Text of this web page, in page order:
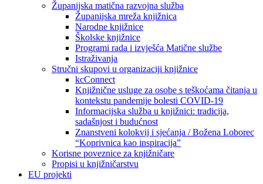
Županijska matična razvojna služba
Županijska mreža knjižnica
Narodne knjižnice
Školske knjižnice
Programi rada i izvješća Matične službe
Istraživanja
Stručni skupovi u organizaciji knjižnice
kcConnect
Knjižnične usluge za osobe s teškoćama čitanja u
kontekstu pandemije bolesti COVID-19
Informacijska služba u knjižnici: tradicija,
sadašnjost i budućnost
Znanstveni kolokvij i sjećanja / Božena Loborec
“Koprivnica kao inspiracija”
Korisne poveznice za knjižničare
Propisi u knjižničarstvu
EU projekti